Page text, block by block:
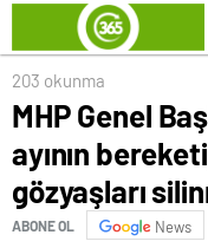
silinmelidir.
203 okunma
MHP Genel
ayının
gözyaşları
ABONE OL News